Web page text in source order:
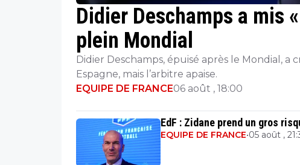
Didier Deschamps a mis
plein Mondial
Didier Deschamps, épuisé après le Mondial, a
Espagne, mais l’arbitre apaise.
EQUIPE DE FRANCE06 août , 18:00
EdF : Zidane prend un gros
EQUIPE DE FRANCE•05 août ,